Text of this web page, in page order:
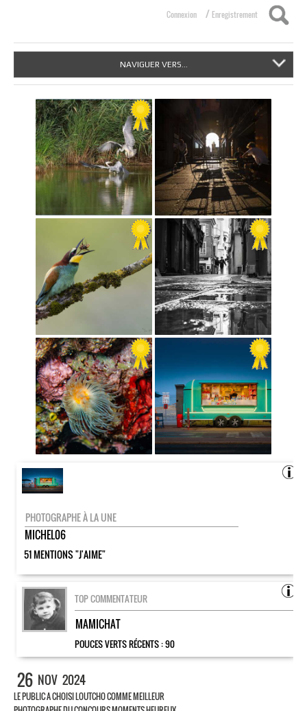
Connexion / Enregistrement
NAVIGUER VERS...
PHOTOGRAPHE À LA UNE
MICHEL06
51 MENTIONS "J'AIME"
TOP COMMENTATEUR
MAMICHAT
POUCES VERTS RÉCENTS :90
26 NOV 2024
LE PUBLIC A CHOISI LOUTCHO COMME MEILLEUR